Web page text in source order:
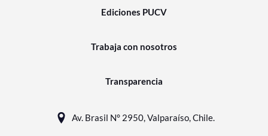
Ediciones PUCV
Trabaja con nosotros
Transparencia
Av. Brasil N° 2950, Valparaíso, Chile.